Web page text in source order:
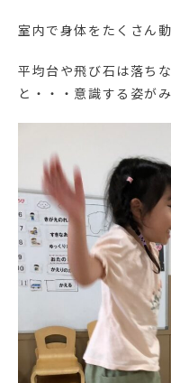
室内で身体をたくさん動
平均台や飛び石は落ち
と・・・意識する姿が